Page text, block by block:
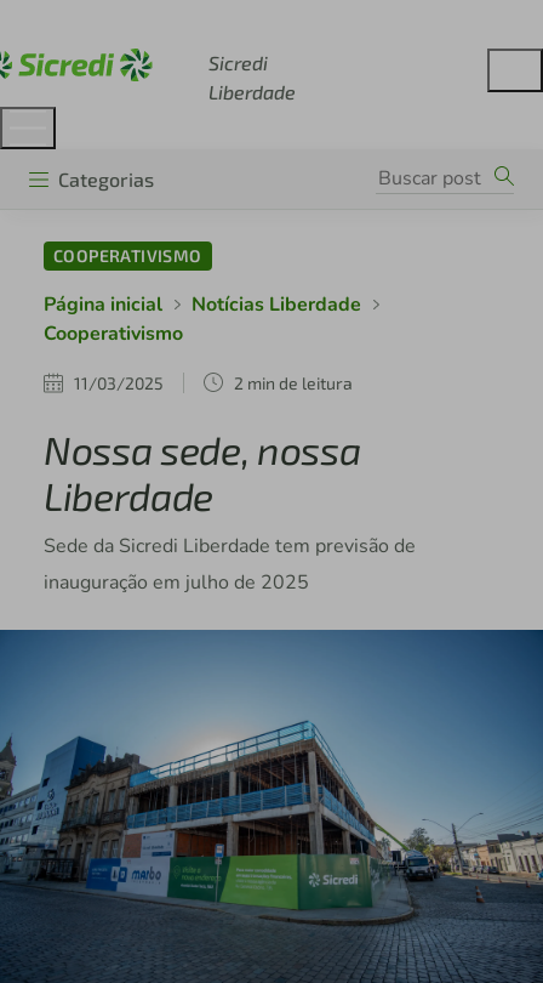
Sicredi
Liberdade
Categorias
COOPERATIVISMO
Página inicial
Notícias Liberdade
Cooperativismo
11/03/2025 2 min de leitura
Nossa sede, nossa
Liberdade
Sede da Sicredi Liberdade tem previsão de
inauguração em julho de 2025